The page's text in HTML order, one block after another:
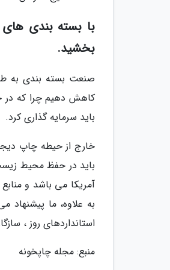
با بسته بندی
بخشید.
باید سرمایه گذاری کرد.
خارج از حیطه چاپ
آمریکا می باشد و منابع
به علاوه، ما
استانداردهای روز ،
منبع: مجله چاپخونه